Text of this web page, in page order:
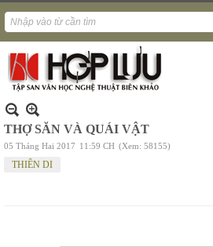
THỢ SĂN VÀ QUÁI VẬT
05 Tháng Hai 2017 11:59 CH (Xem: 58155)
THIÊN DI